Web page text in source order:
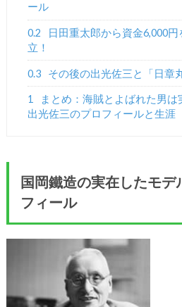
ール
0.2
日田重太郎から資金6,000
立！
0.3 その後の出光佐三と「日章
1
まとめ：海賊とよばれた男は
出光佐三のプロフィールと生涯
国岡鐵造の実在したモデ
フィール